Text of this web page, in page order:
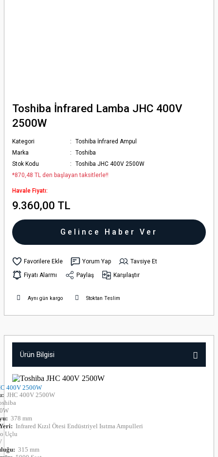
Toshiba İnfrared Lamba JHC 400V
2500W
Kategori
Toshiba İnfrared Ampul
Marka
Toshiba
Stok Kodu
Toshiba JHC 400V 2500W
*870,48 TL den başlayan taksitlerle!!
Havale Fiyatı:
9.360,00 TL
Gelince Haber Ver
Yorum Yap
Tavsiye Et
Fiyatı Alarmı
Paylaş Karşılaştır
Aynı gün kargo Stoktan Teslim
Ürün Bilgisi
400V 2500W
JHC 400V 2500W
378 mm
Infrared Kızıl Ötesi Endüstriyel Isıtma Ampulleri
Uçlu
315 mm